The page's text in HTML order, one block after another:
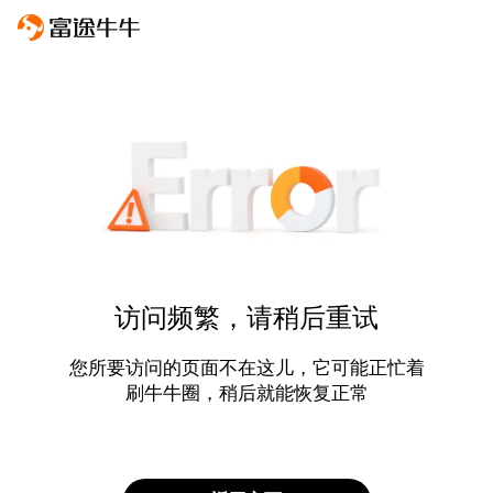
访问频繁，请稍后重试
您所要访问的页面不在这儿，它可能正忙着
刷牛牛圈，稍后就能恢复正常